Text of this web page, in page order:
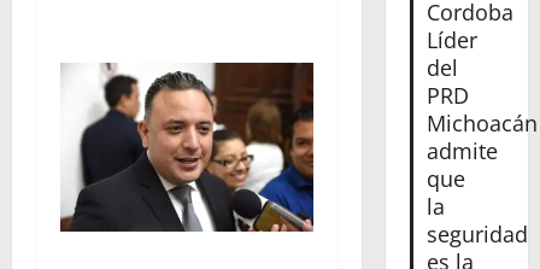
Cordoba
Líder
del
PRD
Michoacán
admite
que
la
seguridad
es la